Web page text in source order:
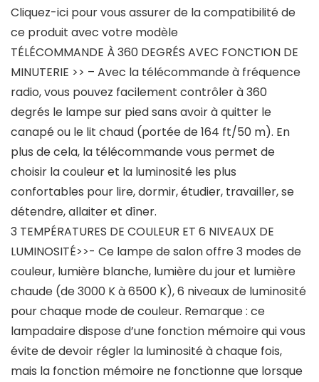
Cliquez-ici pour vous assurer de la compatibilité de
ce produit avec votre modèle
TÉLÉCOMMANDE À 360 DEGRÉS AVEC FONCTION DE
MINUTERIE >> – Avec la télécommande à fréquence
radio, vous pouvez facilement contrôler à 360
degrés le lampe sur pied sans avoir à quitter le
canapé ou le lit chaud (portée de 164 ft/50 m). En
plus de cela, la télécommande vous permet de
choisir la couleur et la luminosité les plus
confortables pour lire, dormir, étudier, travailler, se
détendre, allaiter et dîner.
3 TEMPÉRATURES DE COULEUR ET 6 NIVEAUX DE
LUMINOSITÉ>>- Ce lampe de salon offre 3 modes de
couleur, lumière blanche, lumière du jour et lumière
chaude (de 3000 K à 6500 K), 6 niveaux de luminosité
pour chaque mode de couleur. Remarque : ce
lampadaire dispose d’une fonction mémoire qui vous
évite de devoir régler la luminosité à chaque fois,
mais la fonction mémoire ne fonctionne que lorsque